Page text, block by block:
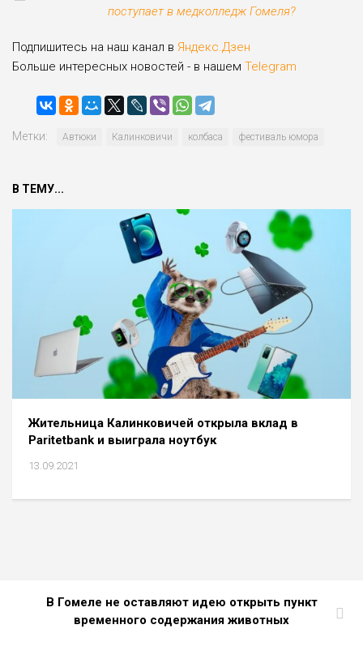
поступает в медколледж Гомеля?
Подпишитесь на наш канал в Яндекс.Дзен
Больше интересных новостей - в нашем Telegram
Метки: Автюки Калинковичи колбаса фестиваль юмора
В ТЕМУ...
Жительница Калинковичей открыла вклад в
Paritetbank и выиграла ноутбук
13.09.2021
В Гомеле не оставляют идею открыть пункт
временного содержания животных